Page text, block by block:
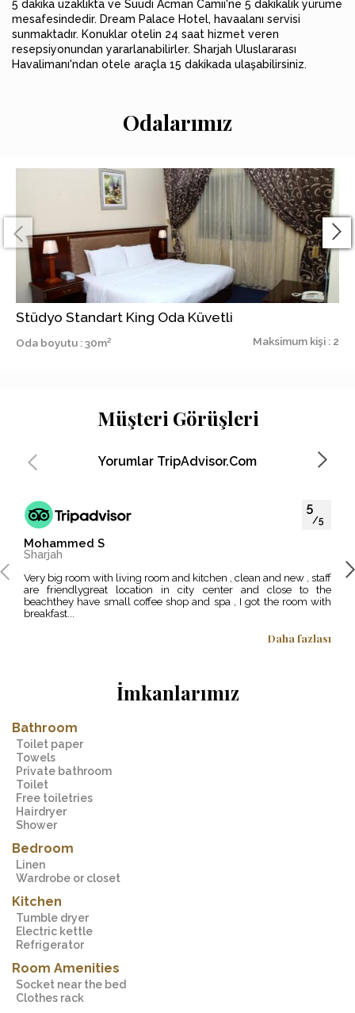
5 dakika uzaklıkta ve Suudi Acman Camii'ne 5 dakikalık yürüme
mesafesindedir. Dream Palace Hotel, havaalanı servisi
sunmaktadır. Konuklar otelin 24 saat hizmet veren
resepsiyonundan yararlanabilirler. Sharjah Uluslararası
Havalimanı'ndan otele araçla 15 dakikada ulaşabilirsiniz.
Odalarımız
Stüdyo Standart King Oda Küvetli
Oda boyutu : 30m² Maksimum kişi : 2
Müşteri Görüşleri
Yorumlar TripAdvisor.com
Mohammed S
Sharjah
5
/5
Very big room with living room and kitchen , clean and new , staff
are friendlygreat location in city center and close to the
beachthey have small coffee shop and spa , I got the room with
breakfast...
Daha fazlası
İmkanlarımız
Bathroom
Toilet paper
Towels
Private bathroom
Toilet
Free toiletries
Hairdryer
Shower
Bedroom
Linen
Wardrobe or closet
Kitchen
Tumble dryer
Electric kettle
Refrigerator
Room Amenities
Socket near the bed
Clothes rack